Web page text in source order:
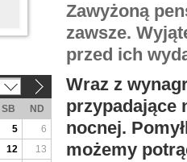
Zawyżoną
zawsze.
przed ich
Wraz z
przypadające
nocnej.
możemy
SB
ND
5
6
12
13